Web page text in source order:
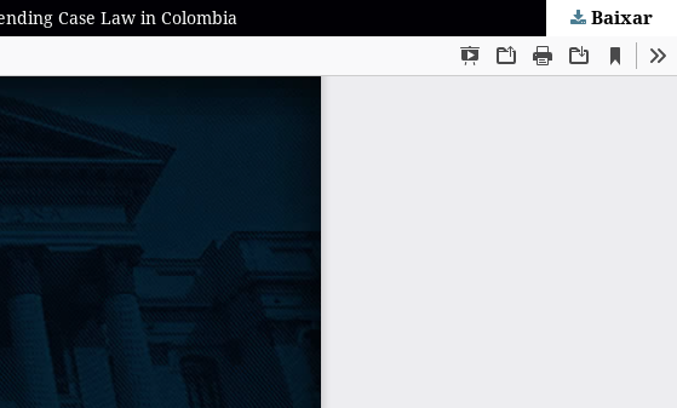
Case Law in Colombia Baixar